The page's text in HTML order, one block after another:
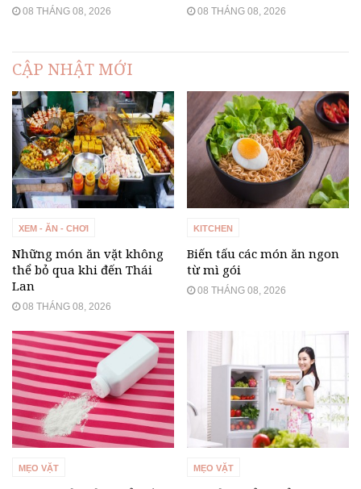
08 THÁNG 08, 2026 08 THÁNG 08, 2026
CẬP NHẬT MỚI
XEM - ĂN - CHƠI
Những món ăn vặt không
thể bỏ qua khi đến Thái
Lan
08 THÁNG 08, 2026
KITCHEN
Biến tấu các món ăn ngon
từ mì gói
08 THÁNG 08, 2026
MẸO VẶT MẸO VẶT